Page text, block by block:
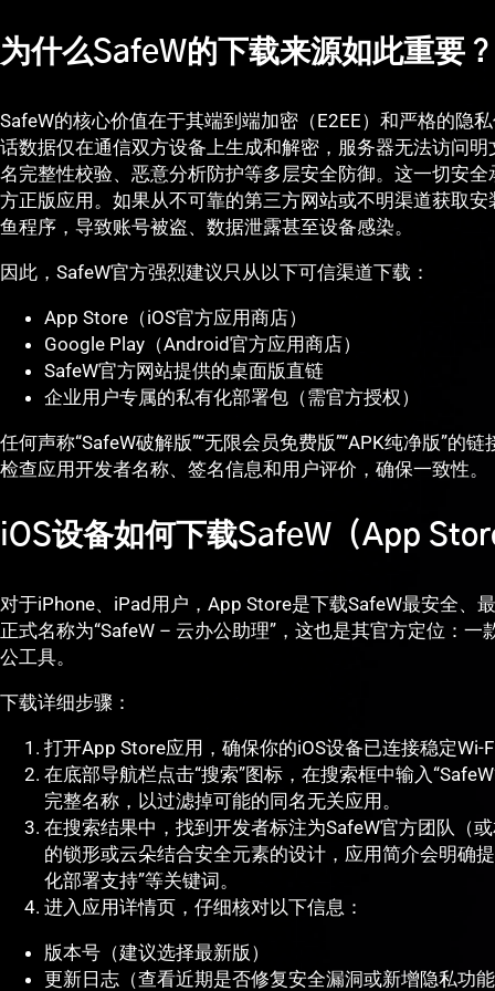
为什么SafeW的下载来源如此重要？
SafeW的核心价值在于其端到端加密（E2EE）和严格的隐
话数据仅在通信双方设备上生成和解密，服务器无法访问
名完整性校验、恶意分析防护等多层安全防御。这一切安
方正版应用。如果从不可靠的第三方网站或不明渠道获取
鱼程序，导致账号被盗、数据泄露甚至设备感染。
因此，SafeW官方强烈建议只从以下可信渠道下载：
App Store（iOS官方应用商店）
Google Play（Android官方应用商店）
SafeW官方网站提供的桌面版直链
企业用户专属的私有化部署包（需官方授权）
任何声称“SafeW破解版”“无限会员免费版”“APK纯净版”的
检查应用开发者名称、签名信息和用户评价，确保一致性。
iOS设备如何下载SafeW（App
对于iPhone、iPad用户，App Store是下载SafeW最安全、
正式名称为“SafeW – 云办公助理”，这也是其官方定位：
公工具。
下载详细步骤：
打开App Store应用，确保你的iOS设备已连接稳定
在底部导航栏点击“搜索”图标，在搜索框中输入
完整名称，以过滤掉可能的同名无关应用。
在搜索结果中，找到开发者标注为SafeW官方团队（
的锁形或云朵结合安全元素的设计，应用简介会明确
化部署支持”等关键词。
进入应用详情页，仔细核对以下信息：
版本号（建议选择最新版）
更新日志（查看近期是否修复安全漏洞或新增隐私功